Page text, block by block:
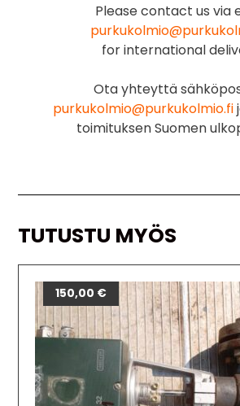
Please contact us via
for international
Ota yhteyttä
purkukolmio@purkukolmio.fi
toimituksen Suomen
TUTUSTU MYÖS
150,00 €